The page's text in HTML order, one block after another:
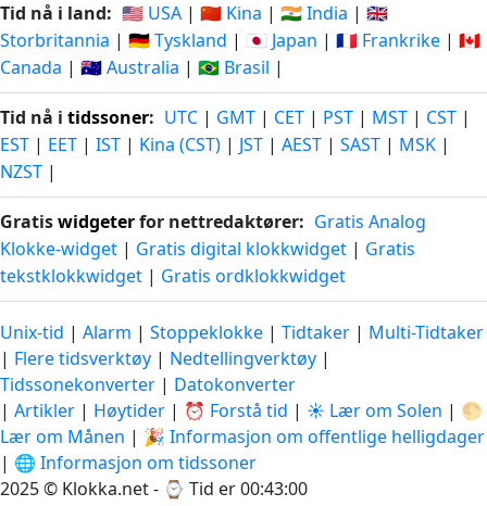
Tid nå i land: 🇺🇸 USA | 🇨🇳 Kina | 🇮🇳 India | 🇬🇧
Storbritannia | 🇩🇪 Tyskland | 🇯🇵 Japan | 🇫🇷 Frankrike | 🇨🇦
Canada | 🇦🇺 Australia | 🇧🇷 Brasil |
Tid nå i tidssoner: UTC | GMT | CET | PST | MST | CST |
EST | EET | IST | Kina (CST) | JST | AEST | SAST | MSK |
NZST |
Gratiswidgeterfor nettredaktører: Gratis Analog
Klokke-widget | Gratis digital klokkwidget | Gratis
tekstklokkwidget | Gratis ordklokkwidget
Unix-tid | Alarm | Stoppeklokke | Tidtaker | Multi-Tidtaker
| Flere tidsverktøy | Nedtellingverktøy |
Tidssonekonverter | Datokonverter
| Artikler | Høytider | ⏰ Forstå tid | ☀️ Lær om Solen | 🌕
Lær om Månen | 🎉 Informasjon om offentlige helligdager
| 🌐 Informasjon om tidssoner
2025 © Klokka.net - ⌚ Tid er 00:43:00